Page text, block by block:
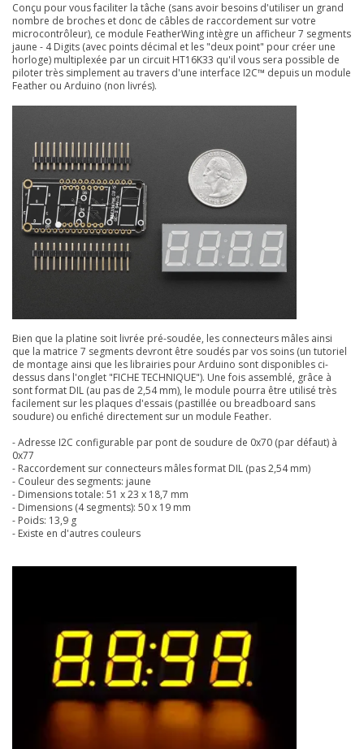
Conçu pour vous faciliter la tâche (sans avoir besoins d'utiliser un grand
nombre de broches et donc de câbles de raccordement sur votre
microcontrôleur), ce module FeatherWing intègre un afficheur 7 segments
jaune - 4 Digits (avec points décimal et les "deux point" pour créer une
horloge) multiplexée par un circuit HT16K33 qu'il vous sera possible de
piloter très simplement au travers d'une interface I2C™ depuis un module
Feather ou Arduino (non livrés).
Bien que la platine soit livrée pré-soudée, les connecteurs mâles ainsi
que la matrice 7 segments devront être soudés par vos soins (un tutoriel
de montage ainsi que les librairies pour Arduino sont disponibles ci-
dessus dans l'onglet "FICHE TECHNIQUE"). Une fois assemblé, grâce à
sont format DIL (au pas de 2,54 mm), le module pourra être utilisé très
facilement sur les plaques d'essais (pastillée ou breadboard sans
soudure) ou enfiché directement sur un module Feather.
- Adresse I2C configurable par pont de soudure de 0x70 (par défaut) à
0x77
- Raccordement sur connecteurs mâles format DIL (pas 2,54 mm)
- Couleur des segments: jaune
- Dimensions totale: 51 x 23 x 18,7 mm
- Dimensions (4 segments): 50 x 19 mm
- Poids: 13,9 g
- Existe en d'autres couleurs